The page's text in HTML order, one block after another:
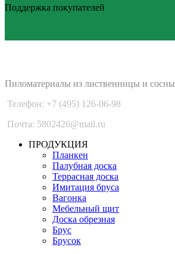
Поддержка покупателей
Пиломатериалы из лиственницы и сосны
Телефон: +7 (495) 126-06-98
Почта: 5802426@mail.ru
ПРОДУКЦИЯ
Планкен
Палубная доска
Террасная доска
Имитация бруса
Вагонка
Мебельный щит
Доска обрезная
Брус
Брусок